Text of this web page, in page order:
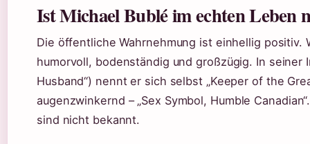
Ist Michael Bublé im echten Leben
Die öffentliche Wahrnehmung ist einhellig positiv.
humorvoll, bodenständig und großzügig. In seiner
Husband“) nennt er sich selbst „Keeper of the
augenzwinkernd – „Sex Symbol, Humble
sind nicht bekannt.